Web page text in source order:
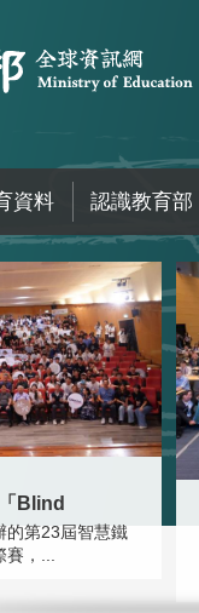
資料 認識教育部
Blind
的第23屆智慧鐵
賽，...